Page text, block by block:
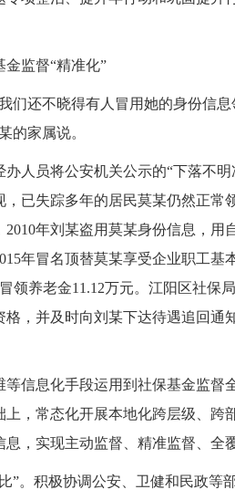
监督“精准化”
还不晓得有人冒用她的身份信息
的家属说。
员将公安机关公示的“下落不明
，已失踪多年的居民莫某仍然正常
年刘某盗用莫某身份信息，用
年冒名顶替莫某享受企业职工基
领养老金11.12万元。江阳区社保
格，并及时向刘某下达待遇追回通
息化手段运用到社保基金监督
上，常态化开展本地化跨层级、跨
息，实现主动监督、精准监督、全
。积极协调公安、卫健和民政等